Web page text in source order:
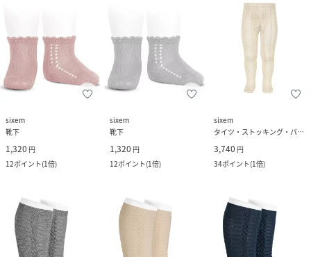
sixem
靴下
1,320 円
12ポイント(1倍)
sixem
靴下
1,320 円
12ポイント(1倍)
sixem
タイツ・ストッキング・パンスト
3,740 円
34ポイント(1倍)